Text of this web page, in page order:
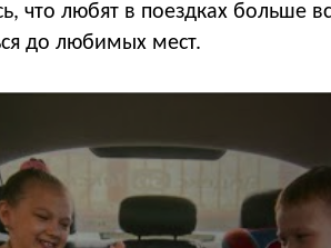
что любят в поездках больше
до любимых мест.